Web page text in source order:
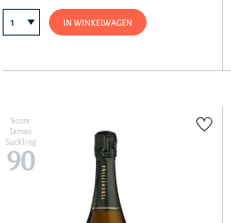
IN WINKELWAGEN
Score
James
Suckling
90